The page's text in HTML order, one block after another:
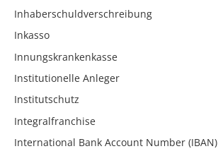
Inhaberschuldverschreibung
Inkasso
Innungskrankenkasse
Institutionelle Anleger
Institutschutz
Integralfranchise
International Bank Account Number (IBAN)